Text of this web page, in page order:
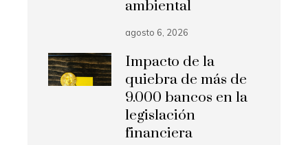
ambiental
agosto 6, 2026
Impacto de la
quiebra de más de
9.000 bancos en la
legislación
financiera